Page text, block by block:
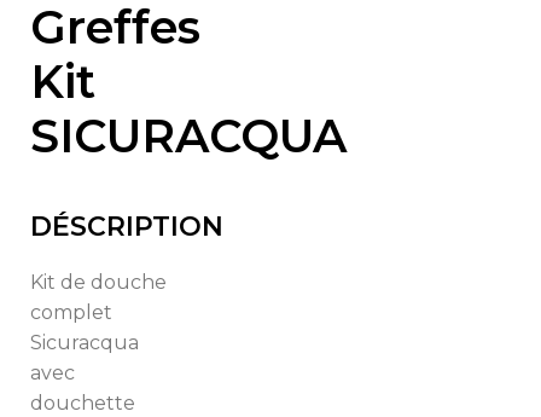
Greffes
Kit
SICURACQUA
DÉSCRIPTION
Kit de douche
complet
Sicuracqua
avec
douchette